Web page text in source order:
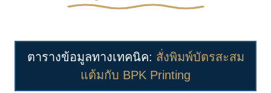
ตารางข้อมูลทางเทคนิค: สั่งพิมพ์บัตรสะสม
แต้มกับ BPK Printing